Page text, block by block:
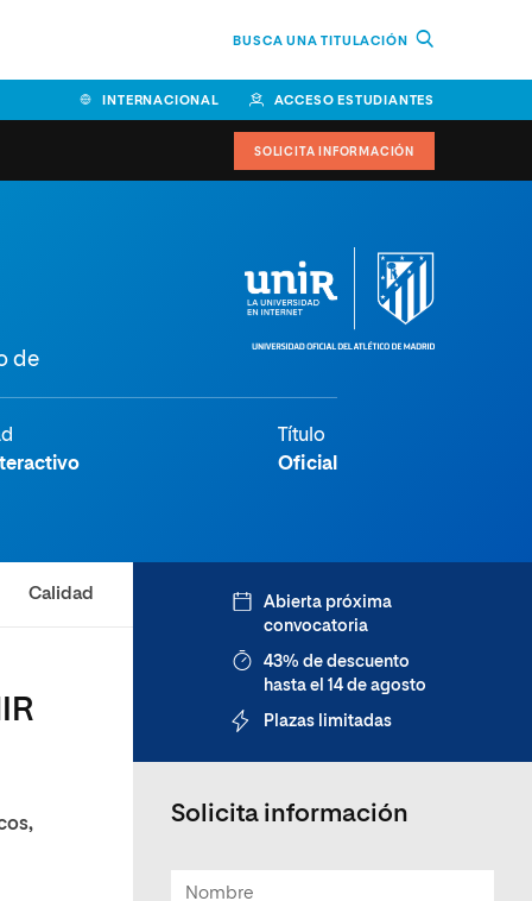
BUSCA UNA TITULACIÓN
INTERNACIONAL ACCESO ESTUDIANTES
Salud
Facultad de Economía y
Empresa
Escuela Superior de Ingeniería
Facultad de Artes y Ciencias
Sociales
SOLICITA INFORMACIÓN
de
Título
Oficial
Calidad
Abierta próxima
convocatoria
43% de descuento
hasta el 14 de agosto
Plazas limitadas
Solicita información